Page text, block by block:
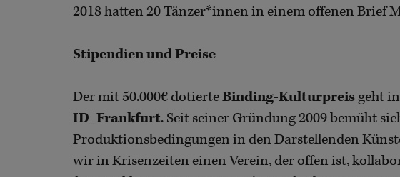
2018 hatten 20 Tänzer*innen in einem offenen Brief
Stipendien und Preise
Der mit 50.000€ dotierteBinding-Kulturpreis geht
ID_Frankfurt. Seit seiner Gründung 2009 bemüht
Produktionsbedingungen in den Darstellenden
wir in Krisenzeiten einen Verein, der offen ist,